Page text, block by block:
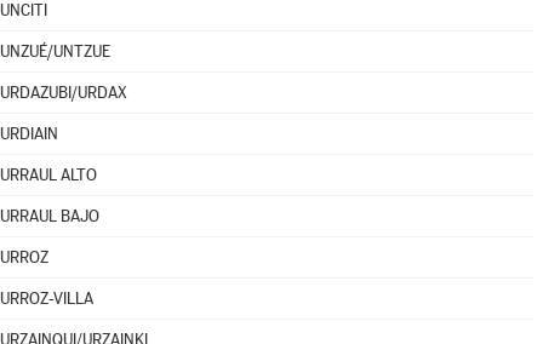
UNCITI
UNZUÉ/UNTZUE
URDAZUBI/URDAX
URDIAIN
URRAUL ALTO
URRAUL BAJO
URROZ
URROZ-VILLA
URZAINQUI/URZAINKI